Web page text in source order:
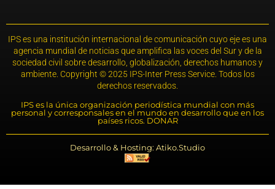
IPS es una institución internacional de comunicación cuyo eje es una
agencia mundial de noticias que amplifica las voces del Sur y de la
sociedad civil sobre desarrollo, globalización, derechos humanos y
ambiente. Copyright © 2025 IPS-Inter Press Service. Todos los
derechos reservados.
IPS es la única organización periodística mundial con más
personal y corresponsales en el mundo en desarrollo que en los
países ricos. DONAR
Desarrollo & Hosting: Atiko.Studio